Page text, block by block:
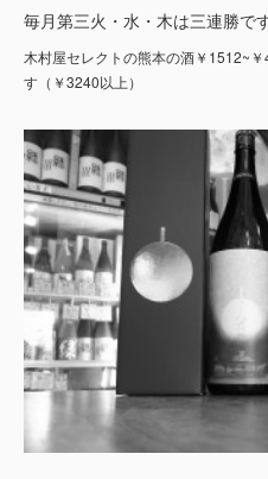
毎月第三火・水・木は三連勝で
木村屋セレクトの熊本の酒￥1512~
す（￥3240以上）